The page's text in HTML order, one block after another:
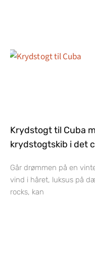
Krydstogt til Cuba
krydstogtskib i det
Går drømmen på en
vind i håret, luksus på
rocks, kan